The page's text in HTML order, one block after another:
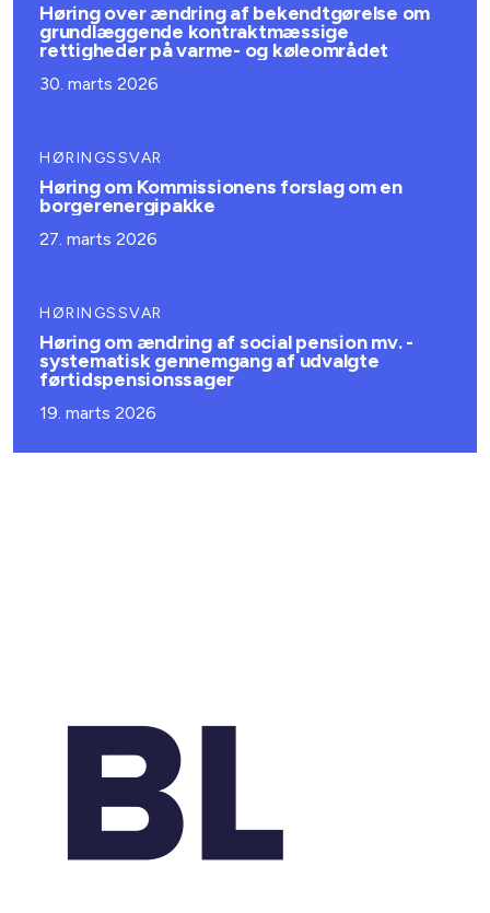
Høring over ændring af bekendtgørelse om
grundlæggende kontraktmæssige
rettigheder på varme- og køleområdet
30. marts 2026
HØRINGSSVAR
Høring om Kommissionens forslag om en
borgerenergipakke
27. marts 2026
HØRINGSSVAR
Høring om ændring af social pension mv. -
systematisk gennemgang af udvalgte
førtidspensionssager
19. marts 2026